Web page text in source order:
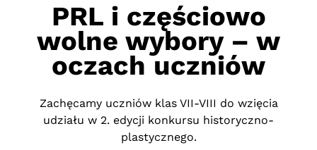
PRL i częściowo
wolne wybory – w
oczach uczniów
Zachęcamy uczniów klas VII-VIII do wzięcia
udziału w 2. edycji konkursu historyczno-
plastycznego.